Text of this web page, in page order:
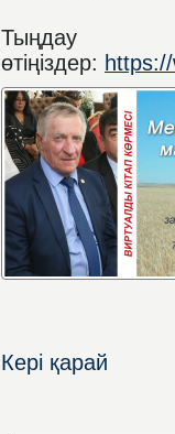
өтіңіздер:
Кері қарай